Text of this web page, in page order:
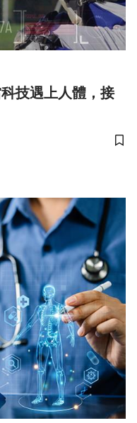
技遇上人體，接
儲